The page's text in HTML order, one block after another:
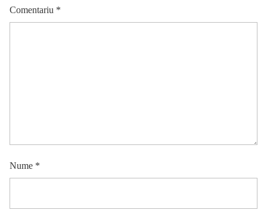
Comentariu *
Nume *